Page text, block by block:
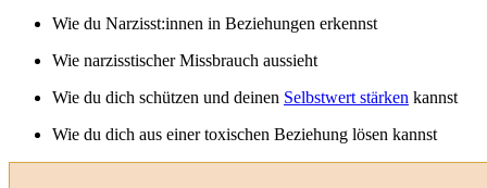
Wie du Narzisst:innen in Beziehungen erkennst
Wie narzisstischer Missbrauch aussieht
Wie du dich schützen und deinen Selbstwert stärken kannst
Wie du dich aus einer toxischen Beziehung lösen kannst